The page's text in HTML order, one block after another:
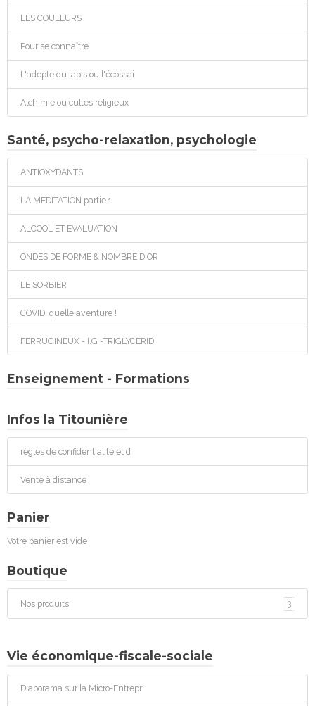
LES COULEURS
Pour se connaître
L'adepte du lapis ou l'écossai
Alchimie ou cultes religieux
Santé, psycho-relaxation, psychologie
ANTIOXYDANTS
LA MEDITATION partie 1
ALCOOL ET EVALUATION
ONDES DE FORME & NOMBRE D'OR
LE SORBIER
COVID, quelle aventure !
FERRUGINEUX - I.G -TRIGLYCERID
Enseignement - Formations
Infos la Titounière
règles de confidentialité et d
Vente à distance
Panier
Votre panier est vide
Boutique
Nos produits 3
Vie économique-fiscale-sociale
Diaporama sur la Micro-Entrepr